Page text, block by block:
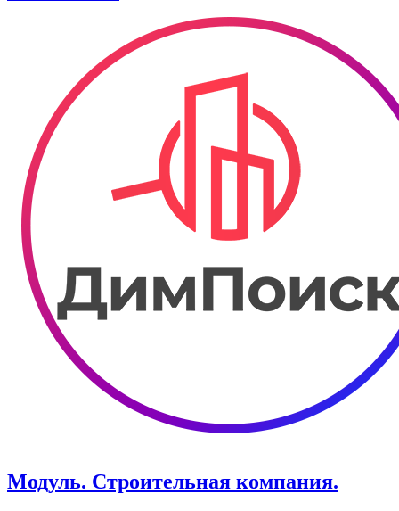
Модуль. Строительная компания.